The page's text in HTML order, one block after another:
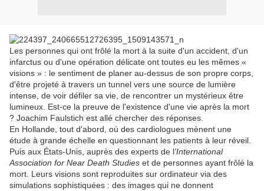
Les personnes qui ont frôlé la mort à la suite d'un accident, d'un
infarctus ou d'une opération délicate ont toutes eu les mêmes «
visions » : le sentiment de planer au-dessus de son propre corps,
d'être projeté à travers un tunnel vers une source de lumière
intense, de voir défiler sa vie, de rencontrer un mystérieux être
lumineux. Est-ce la preuve de l'existence d'une vie après la mort
? Joachim Faulstich est allé chercher des réponses.
En Hollande, tout d'abord, où des cardiologues mènent une
étude à grande échelle en questionnant les patients à leur réveil.
Puis aux États-Unis, auprès des experts de l'International
Association for Near Death Studies et de personnes ayant frôlé la
mort. Leurs visions sont reproduites sur ordinateur via des
simulations sophistiquées : des images qui ne donnent